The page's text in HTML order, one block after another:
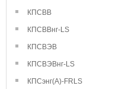
КПСВВ
КПСВВнг-LS
КПСВЭВ
КПСВЭВнг-LS
КПСэнг(А)-FRLS